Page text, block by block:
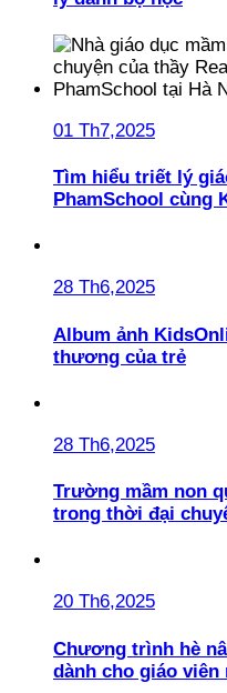
01 Th7,2025
Tìm hiểu triết lý
PhamSchool cùng
28 Th6,2025
Album ảnh
thương của trẻ
28 Th6,2025
Trường mầm non
trong thời đại
20 Th6,2025
Chương trình hè
dành cho giáo viên